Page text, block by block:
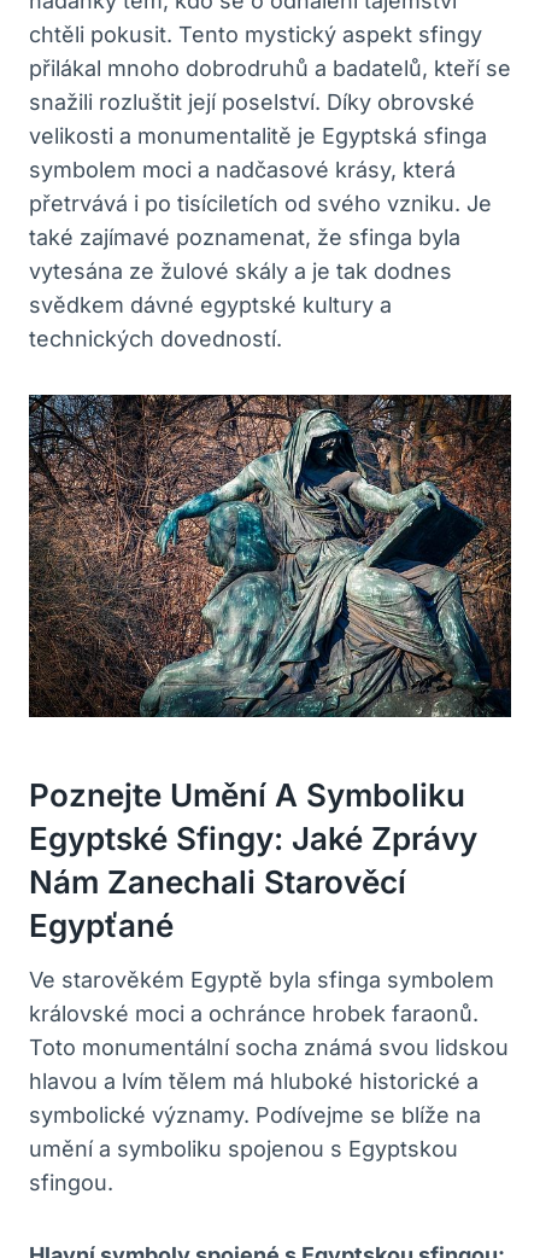
chtěli pokusit. Tento mystický aspekt sfingy
přilákal mnoho dobrodruhů a badatelů, kteří se
snažili rozluštit její poselství. Díky obrovské
velikosti a monumentalitě je Egyptská sfinga
symbolem moci a nadčasové krásy, která
přetrvává i po tisíciletích od svého vzniku. Je
také zajímavé poznamenat, že sfinga byla
vytesána ze žulové skály a je tak dodnes
svědkem dávné egyptské kultury a
technických dovedností.
Poznejte Umění A Symboliku
Egyptské Sfingy: Jaké Zprávy
Nám Zanechali Starověcí
Egypťané
Ve starověkém Egyptě byla sfinga symbolem
královské moci a ochránce hrobek faraonů.
Toto monumentální socha známá svou lidskou
hlavou a lvím tělem má hluboké historické a
symbolické významy. Podívejme se blíže na
umění a symboliku spojenou s Egyptskou
sfingou.